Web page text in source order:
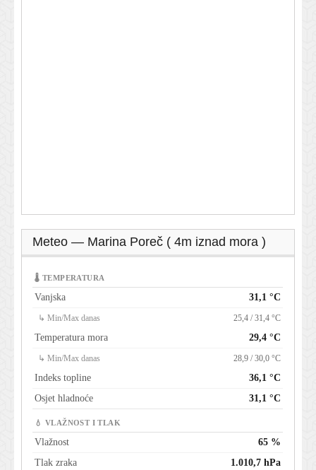
Meteo — Marina Poreč ( 4m iznad mora )
🌡 TEMPERATURA
Vanjska 31,1 °C
↳ Min/Max danas 25,4 / 31,4 °C
Temperatura mora 29,4 °C
↳ Min/Max danas 28,9 / 30,0 °C
Indeks topline
36,1 °C
Osjet hladnoće
31,1 °C
💧 VLAŽNOST I TLAK
Vlažnost
65 %
Tlak zraka
1.010,7 hPa